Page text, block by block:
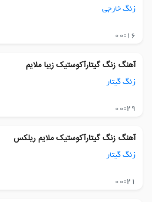
زنگ خارجی
00:16
آهنگ زنگ گیتارآکوستیک زیبا ملایم
زنگ گیتار
00:29
آهنگ زنگ گیتارآکوستیک ملایم ریلکس
زنگ گیتار
00:21